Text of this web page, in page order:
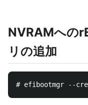
NVRAMへの
リの追加